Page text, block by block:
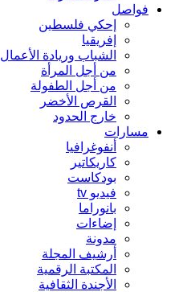
فواصل
إحكي فلسطين
إفريقيا
الشباب وريادة الأعمال
من أجل المرأة
من أجل الطفولة
القرص الأخضر
خارج الحدود
مسارات
أنفوغرافيا
كاريكاتير
بودكاست
فيديو tv
بانوراما
إضاءات
مدونة
أرشيف المجلة
المكتبة الرقمية
الأجندة الثقافية